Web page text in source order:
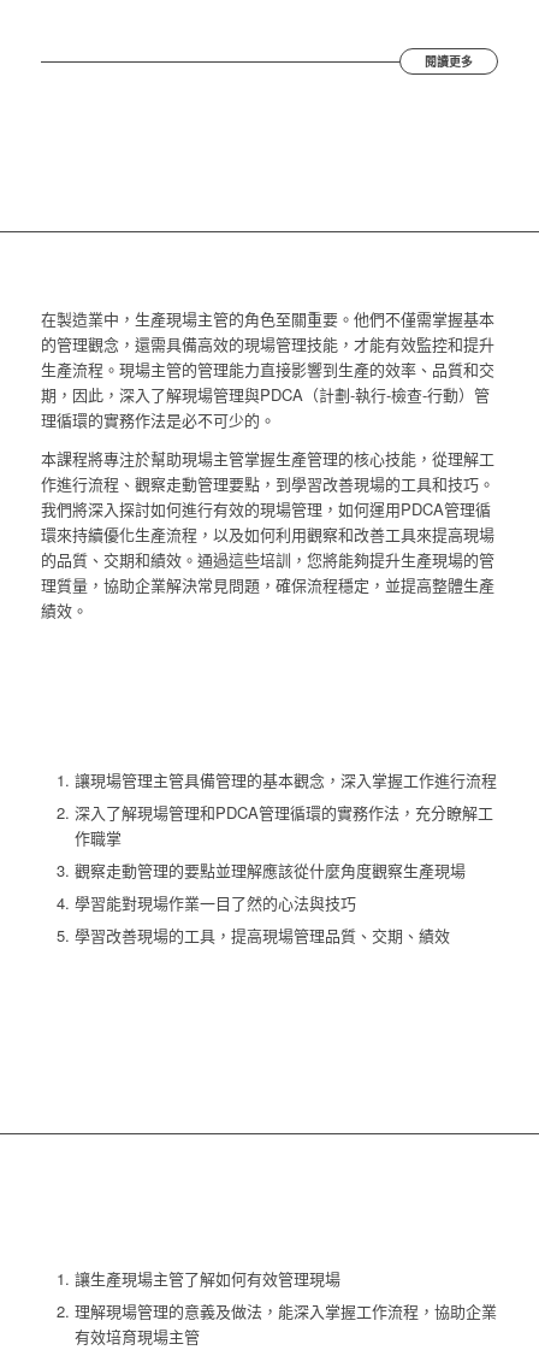
閱讀更多
在製造業中，生產現場主管的角色至關重要。他們不僅需掌握基本
的管理觀念，還需具備高效的現場管理技能，才能有效監控和提升
生產流程。現場主管的管理能力直接影響到生產的效率、品質和交
期，因此，深入了解現場管理與PDCA（計劃-執行-檢查-行動）管
理循環的實務作法是必不可少的。
本課程將專注於幫助現場主管掌握生產管理的核心技能，從理解工
作進行流程、觀察走動管理要點，到學習改善現場的工具和技巧。
我們將深入探討如何進行有效的現場管理，如何運用PDCA管理循
環來持續優化生產流程，以及如何利用觀察和改善工具來提高現場
的品質、交期和績效。通過這些培訓，您將能夠提升生產現場的管
理質量，協助企業解決常見問題，確保流程穩定，並提高整體生產
績效。
讓現場管理主管具備管理的基本觀念，深入掌握工作進行流程
深入了解現場管理和PDCA管理循環的實務作法，充分瞭解工
作職掌
觀察走動管理的要點並理解應該從什麼角度觀察生產現場
學習能對現場作業一目了然的心法與技巧
學習改善現場的工具，提高現場管理品質、交期、績效
讓生產現場主管了解如何有效管理現場
理解現場管理的意義及做法，能深入掌握工作流程，協助企業
有效培育現場主管